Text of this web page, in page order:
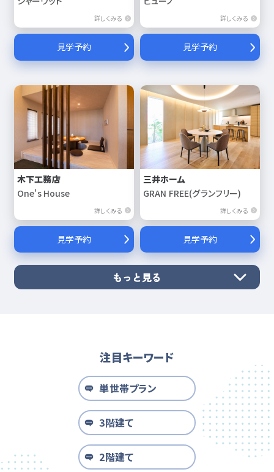
詳しくみる
見学予約
詳しくみる
見学予約
木下工務店
One's House
詳しくみる
見学予約
三井ホーム
GRAN FREE(グランフリー)
詳しくみる
見学予約
もっと見る
注目キーワード
単世帯プラン
3階建て
2階建て